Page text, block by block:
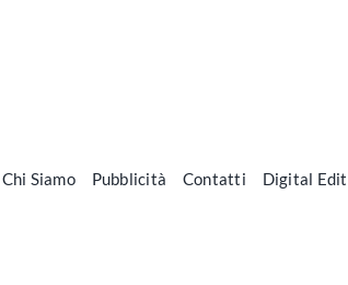
Chi Siamo Pubblicità Contatti Digital